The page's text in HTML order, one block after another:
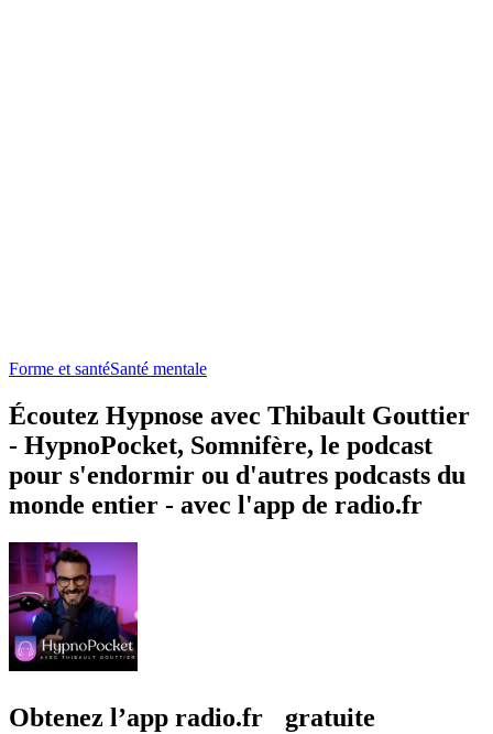
Forme et santéSanté mentale
Écoutez Hypnose avec Thibault Gouttier
- HypnoPocket, Somnifère, le podcast
pour s'endormir ou d'autres podcasts du
monde entier - avec l'app de radio.fr
Obtenez l’app radio.fr gratuite